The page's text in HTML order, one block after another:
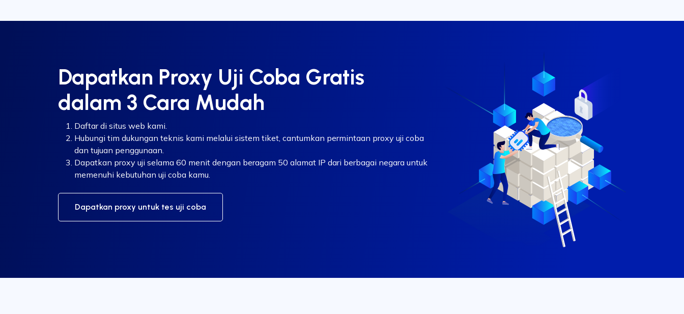
Dapatkan Proxy Uji Coba Gratis
dalam 3 Cara Mudah
Daftar di situs web kami.
Hubungi tim dukungan teknis kami melalui sistem tiket, cantumkan permintaan proxy uji coba
dan tujuan penggunaan.
Dapatkan proxy uji selama 60 menit dengan beragam 50 alamat IP dari berbagai negara untuk
memenuhi kebutuhan uji coba kamu.
Dapatkan proxy untuk tes uji coba